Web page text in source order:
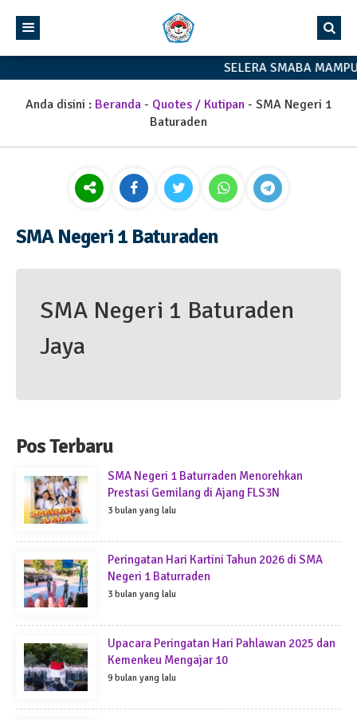
SELERA SMABA
Anda disini : Beranda- Quotes / Kutipan- SMA Negeri 1
Baturaden
SMA Negeri 1 Baturaden
SMA Negeri 1 Baturaden
Jaya
Pos Terbaru
SMA Negeri 1 Baturraden Menorehkan
Prestasi Gemilang di Ajang FLS3N
3 bulan yang lalu
Peringatan Hari Kartini Tahun 2026 di SMA
Negeri 1 Baturraden
3 bulan yang lalu
Upacara Peringatan Hari Pahlawan 2025 dan
Kemenkeu Mengajar 10
9 bulan yang lalu